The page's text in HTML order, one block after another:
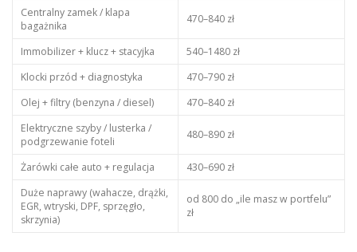
Centralny zamek / klapa
bagażnika
470–840 zł
Immobilizer + klucz + stacyjka
540–1480 zł
Klocki przód + diagnostyka
470–790 zł
Olej + filtry (benzyna / diesel)
470–840 zł
Elektryczne szyby / lusterka /
podgrzewanie foteli
480–890 zł
Żarówki całe auto + regulacja
430–690 zł
Duże naprawy (wahacze, drążki,
EGR, wtryski, DPF, sprzęgło,
skrzynia)
od 800 do „ile masz w portfelu”
zł